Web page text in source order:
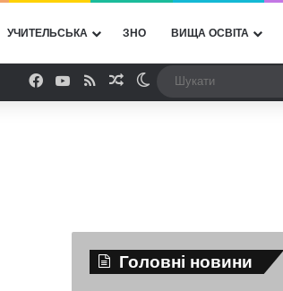
УЧИТЕЛЬСЬКА ЗНО ВИЩА ОСВІТА
Facebook
YouTube
RSSВипадкова стаття
Switch skin
Головні новини